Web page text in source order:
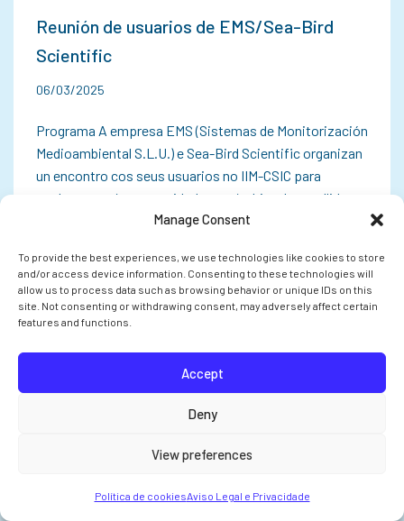
Manage Consent
To provide the best experiences, we use technologies like cookies to store
and/or access device information. Consenting to these technologies will
allow us to process data such as browsing behavior or unique IDs on this
site. Not consenting or withdrawing consent, may adversely affect certain
features and functions.
Accept
Deny
View preferences
Política de cookiesAviso Legal e Privacidade
Reunión de usuarios de EMS/Sea-Bird
Scientific
06/03/2025
Programa A empresa EMS (Sistemas de Monitorización
Medioambiental S.L.U.) e Sea-Bird Scientific organizan
un encontro cos seus usuarios no IIM-CSIC para
explorar as súas necesidades no ámbito da recollida,
monitorización e análise de datos. O…
INVESTIGACIÓN